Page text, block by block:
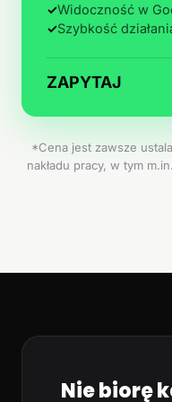
✓Widoczność w
✓Szybkość
ZAPYTAJ
*Cena jest zawsze
nakładu pracy, w tym
Nie biorę